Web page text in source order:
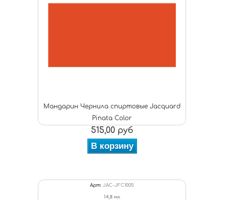
Мандарин Чернила спиртовые Jacquard
Pinata Color
515,00 руб
В корзину
Арт: JAC-JFC1005
14,8 мл